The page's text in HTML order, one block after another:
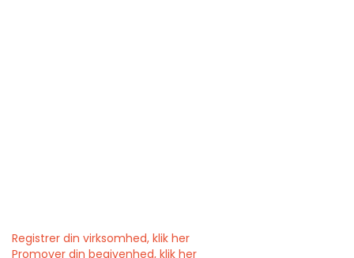
Registrer din virksomhed, klik her
Promover din begivenhed, klik her